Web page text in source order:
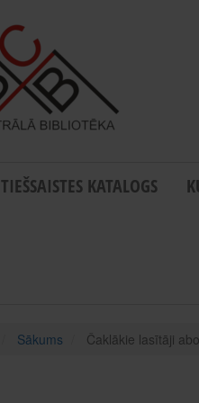
TIEŠSAISTES KATALOGS
Sākums Čaklākie lasītāji